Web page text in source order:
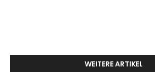
WEITERE ARTIKEL